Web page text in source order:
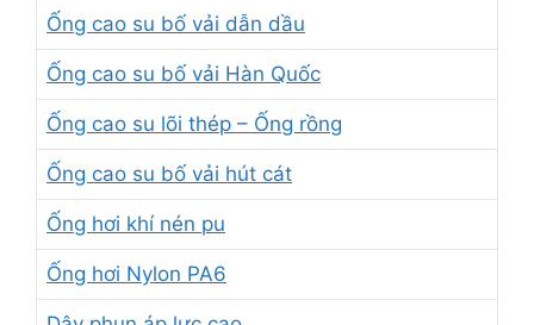
Ống cao su bố vải dẫn dầu
Ống cao su bố vải Hàn Quốc
Ống cao su lõi thép – Ống rồng
Ống cao su bố vải hút cát
Ống hơi khí nén pu
Ống hơi Nylon PA6